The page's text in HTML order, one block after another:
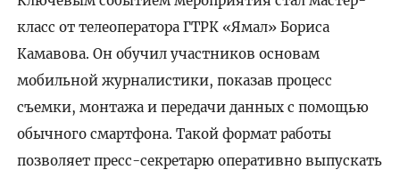
класс от телеоператора ГТРК «Ямал» Бориса
Камавова. Он обучил участников основам
мобильной журналистики, показав процесс
съемки, монтажа и передачи данных с помощью
обычного смартфона. Такой формат работы
позволяет пресс-секретарю оперативно выпускать